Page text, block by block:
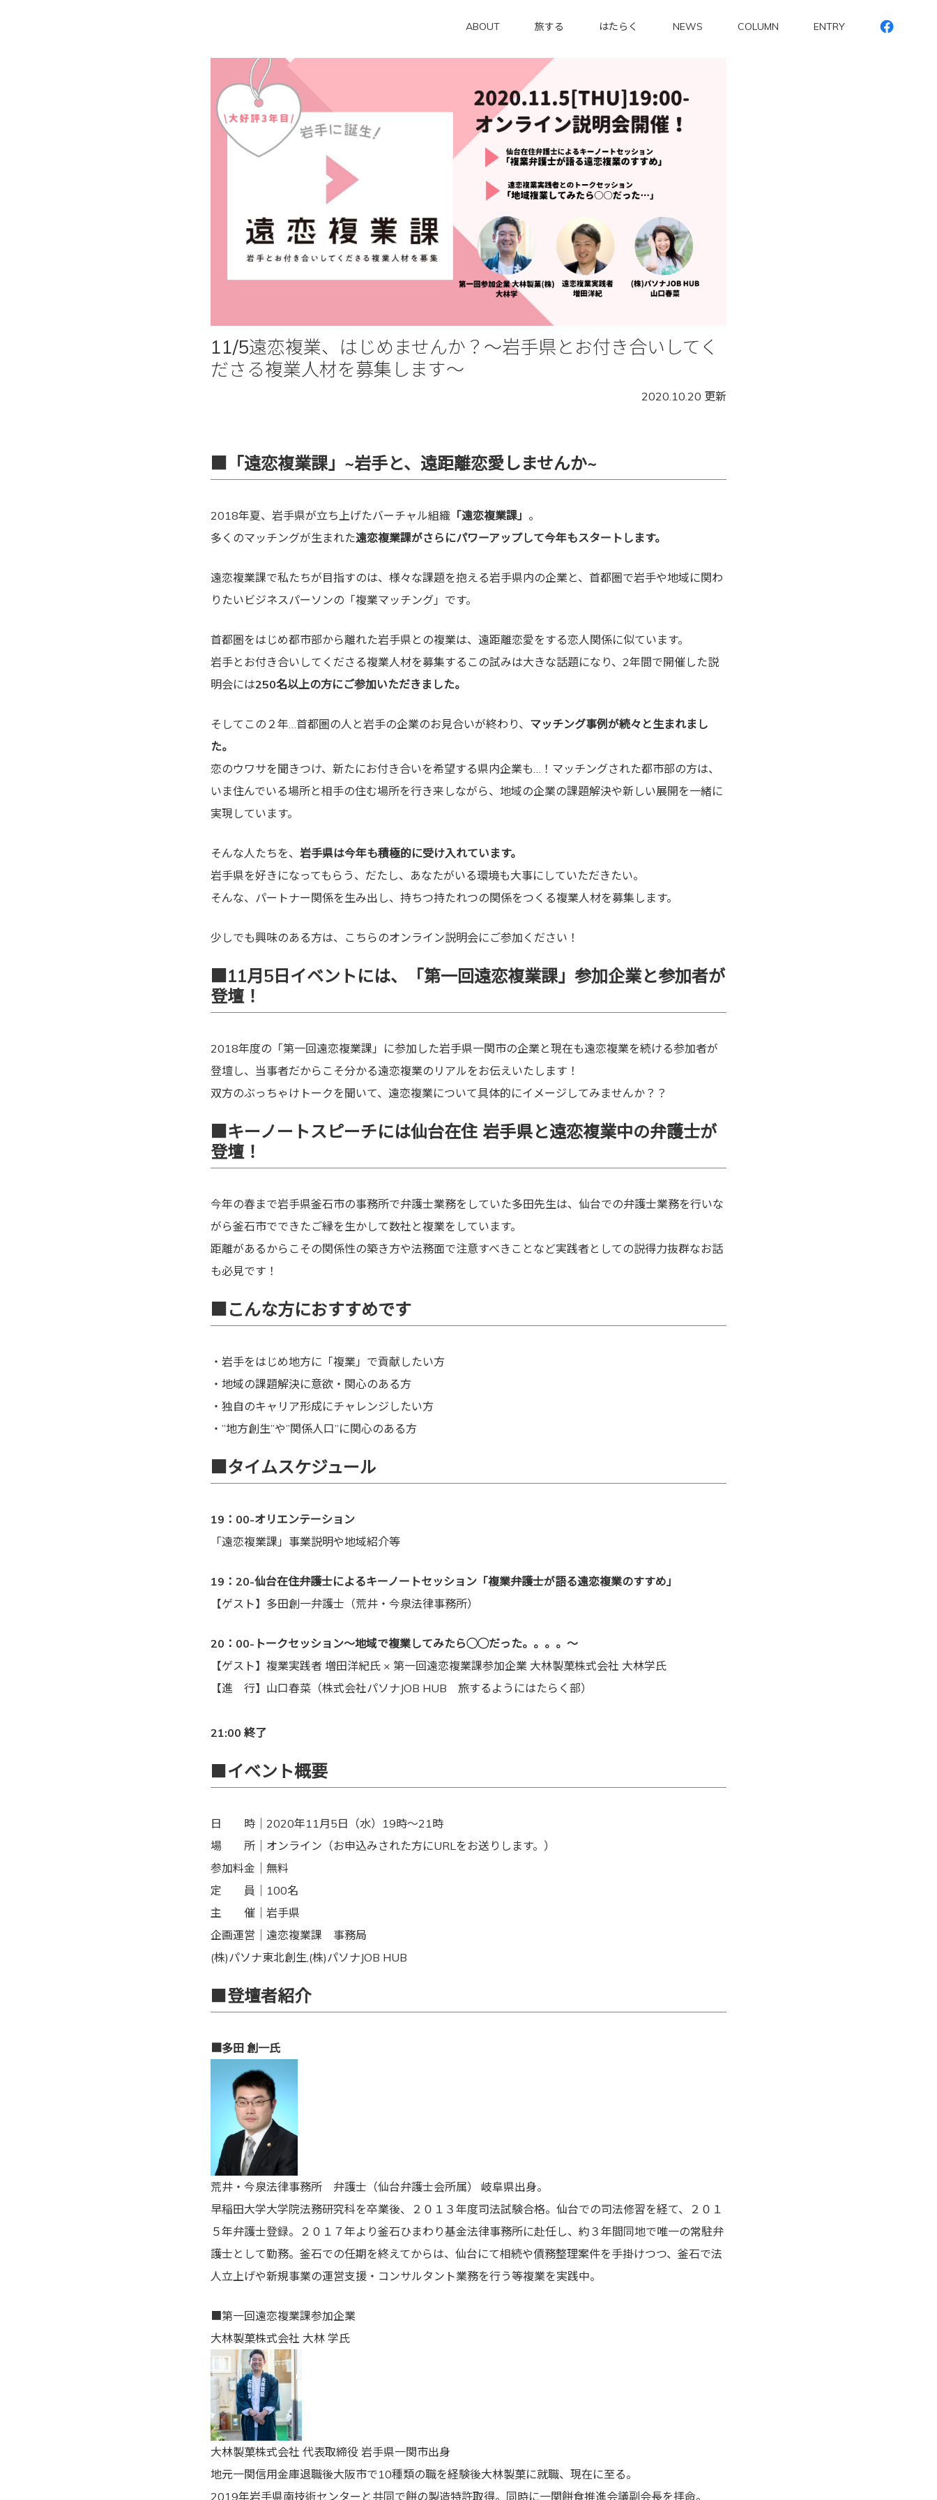
ABOUT 旅する はたらく NEWS COLUMN ENTRY
11/5遠恋複業、はじめませんか？～岩手県とお付き合いしてく
ださる複業人材を募集します～
2020.10.20 更新
■「遠恋複業課」~岩手と、遠距離恋愛しませんか~
2018年夏、岩手県が立ち上げたバーチャル組織 「遠恋複業課」 。
多くのマッチングが生まれた遠恋複業課がさらにパワーアップして今年もスタートします。
遠恋複業課で私たちが目指すのは、様々な課題を抱える岩手県内の企業と、首都圏で岩手や地域に関わ
りたいビジネスパーソンの「複業マッチング」です。
首都圏をはじめ都市部から離れた岩手県との複業は、遠距離恋愛をする恋人関係に似ています。
岩手とお付き合いしてくださる複業人材を募集するこの試みは大きな話題になり、2年間で開催した説
明会には250名以上の方にご参加いただきました。
そしてこの２年…首都圏の人と岩手の企業のお見合いが終わり、 マッチング事例が続々と生まれまし
た。
恋のウワサを聞きつけ、新たにお付き合いを希望する県内企業も…！マッチングされた都市部の方は、
いま住んでいる場所と相手の住む場所を行き来しながら、地域の企業の課題解決や新しい展開を一緒に
実現しています。
そんな人たちを、 岩手県は今年も積極的に受け入れています。
岩手県を好きになってもらう、だたし、あなたがいる環境も大事にしていただきたい。
そんな、パートナー関係を生み出し、持ちつ持たれつの関係をつくる複業人材を募集します。
少しでも興味のある方は、こちらのオンライン説明会にご参加ください！
■11月5日イベントには、「第一回遠恋複業課」参加企業と参加者が
登壇！
2018年度の「第一回遠恋複業課」に参加した岩手県一関市の企業と現在も遠恋複業を続ける参加者が
登壇し、当事者だからこそ分かる遠恋複業のリアルをお伝えいたします！
双方のぶっちゃけトークを聞いて、遠恋複業について具体的にイメージしてみませんか？？
■キーノートスピーチには仙台在住 岩手県と遠恋複業中の弁護士が
登壇！
今年の春まで岩手県釜石市の事務所で弁護士業務をしていた多田先生は、仙台での弁護士業務を行いな
がら釜石市でできたご縁を生かして数社と複業をしています。
距離があるからこその関係性の築き方や法務面で注意すべきことなど実践者としての説得力抜群なお話
も必見です！
■こんな方におすすめです
・岩手をはじめ地方に「複業」で貢献したい方
・地域の課題解決に意欲・関心のある方
・独自のキャリア形成にチャレンジしたい方
・”地方創生”や”関係人口”に関心のある方
■タイムスケジュール
19：00-オリエンテーション
「遠恋複業課」事業説明や地域紹介等
19：20-仙台在住弁護士によるキーノートセッション「複業弁護士が語る遠恋複業のすすめ」
【ゲスト】多田創一弁護士（荒井・今泉法律事務所）
20：00-トークセッション～地域で複業してみたら◯◯だった。。。。～
【ゲスト】複業実践者 増田洋紀氏 × 第一回遠恋複業課参加企業 大林製菓株式会社 大林学氏
【進 行】山口春菜（株式会社パソナJOB HUB 旅するようにはたらく部）
21:00 終了
■イベント概要
日 時｜2020年11月5日（水）19時～21時
場 所｜オンライン（お申込みされた方にURLをお送りします。）
参加料金｜無料
定 員｜100名
主 催｜岩手県
企画運営｜遠恋複業課 事務局
(株)パソナ東北創生,(株)パソナJOB HUB
■登壇者紹介
■多田 創一氏
荒井・今泉法律事務所 弁護士（仙台弁護士会所属） 岐阜県出身。
早稲田大学大学院法務研究科を卒業後、２０１３年度司法試験合格。仙台での司法修習を経て、２０１
５年弁護士登録。２０１７年より釜石ひまわり基金法律事務所に赴任し、約３年間同地で唯一の常駐弁
護士として勤務。釜石での任期を終えてからは、仙台にて相続や債務整理案件を手掛けつつ、釜石で法
人立上げや新規事業の運営支援・コンサルタント業務を行う等複業を実践中。
■第一回遠恋複業課参加企業
大林製菓株式会社 大林 学氏
大林製菓株式会社 代表取締役 岩手県一関市出身
地元一関信用金庫退職後大阪市で10種類の職を経験後大林製菓に就職、現在に至る。
2019年岩手県南技術センターと共同で餅の製造特許取得。同時に一関餅食推進会議副会長を拝命。